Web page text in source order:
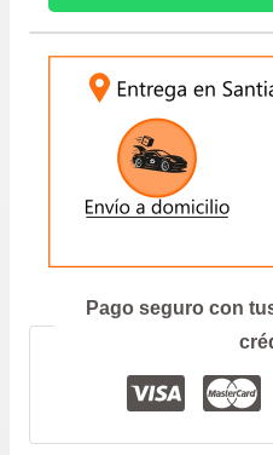
Pago seguro con